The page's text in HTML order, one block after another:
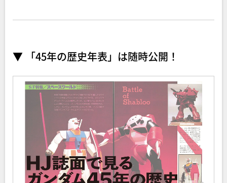
▼ 「45年の歴史年表」は随時公開！